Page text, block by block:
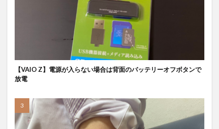
【VAIO Z】電源が入らない場合は背面のバッテリーオフボタンで
放電